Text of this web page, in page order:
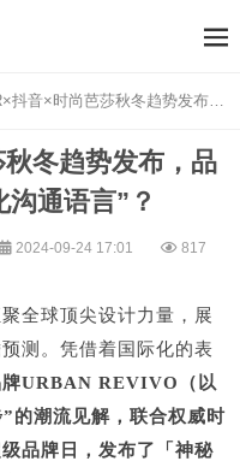
尚芭莎秋冬趋势发布，品牌如何讲好“外显化沟通语言”？
冬趋势发布，品
通语言”？
2024-09-24 17:01 817
全球顶尖设计力量，展
测。凭借着国际化的表
牌URBAN REVIVO（以
的潮流见解，联合权威时
品牌日，发布了「神秘